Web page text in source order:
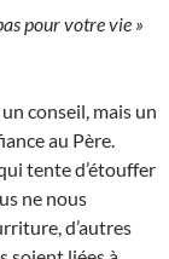
pour votre vie »
conseil, mais un
au Père.
tente d’étouffer
ne nous
d’autres